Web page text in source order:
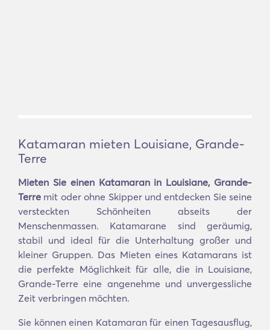
Katamaran mieten Louisiane, Grande-
Terre
Mieten Sie einen Katamaran in Louisiane, Grande-
Terre mit oder ohne Skipper und entdecken Sie seine
versteckten Schönheiten abseits der
Menschenmassen. Katamarane sind geräumig,
stabil und ideal für die Unterhaltung großer und
kleiner Gruppen. Das Mieten eines Katamarans ist
die perfekte Möglichkeit für alle, die in Louisiane,
Grande-Terre eine angenehme und unvergessliche
Zeit verbringen möchten.
Sie können einen Katamaran für einen Tagesausflug,